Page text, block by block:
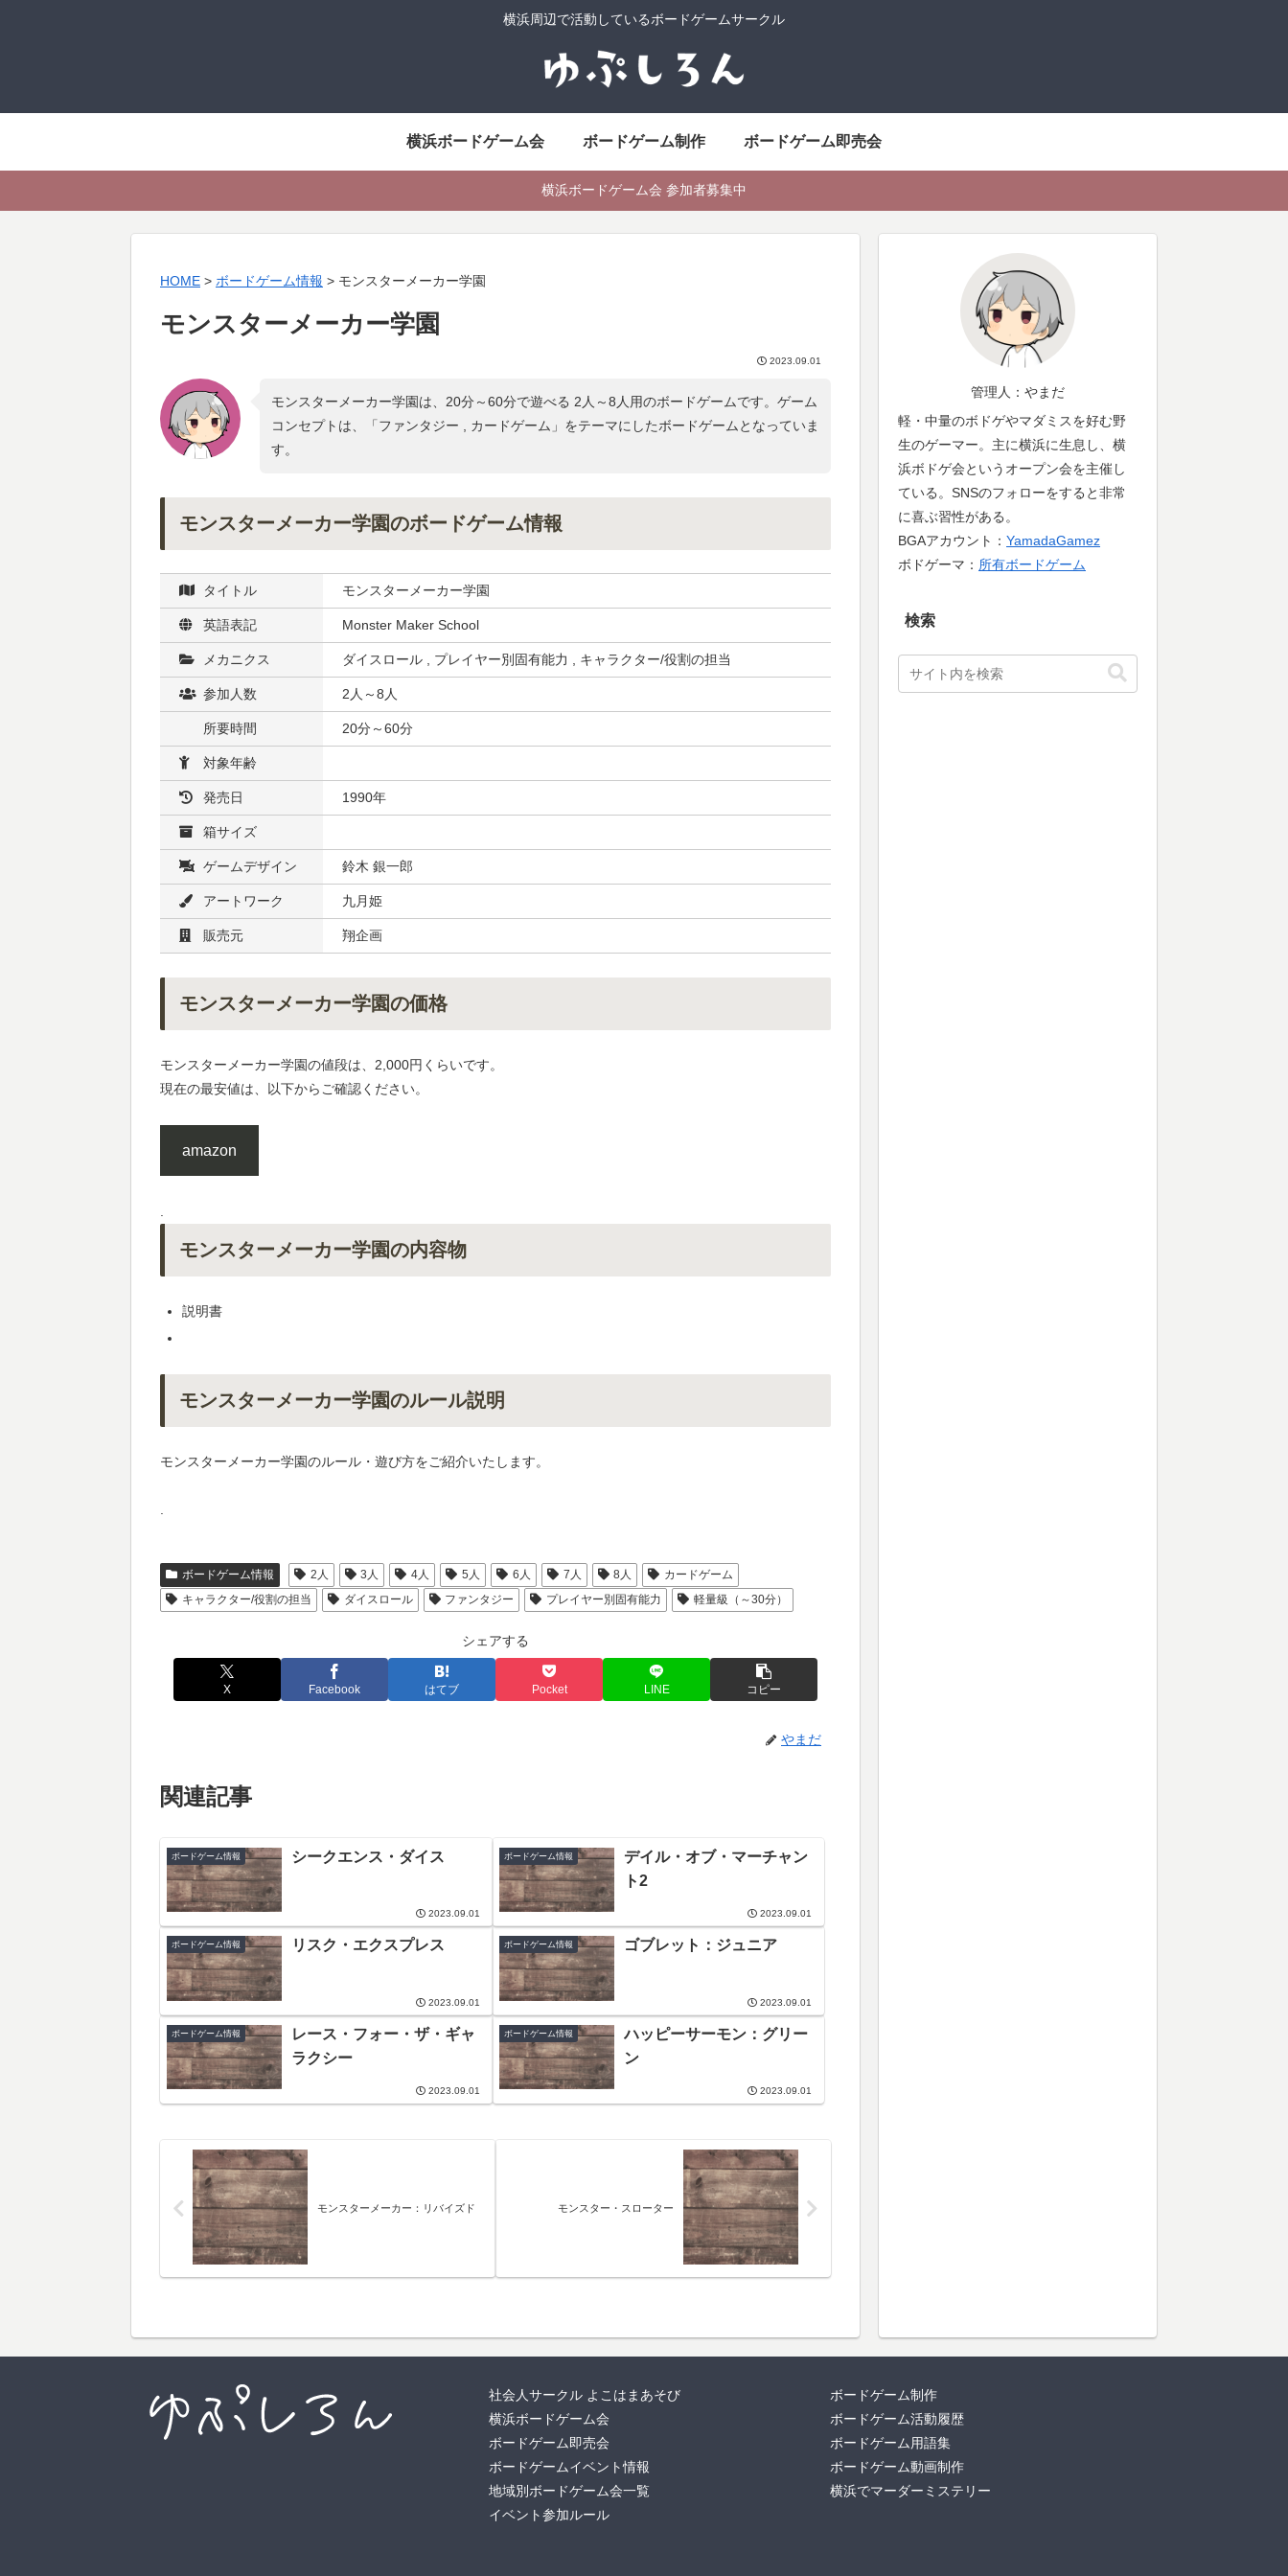
横浜周辺で活動しているボードゲームサークル
横浜ボードゲーム会 ボードゲーム制作 ボードゲーム即売会
横浜ボードゲーム会 参加者募集中
HOME > ボードゲーム情報 > モンスターメーカー学園
モンスターメーカー学園
2023.09.01
モンスターメーカー学園は、20分～60分で遊べる 2人～8人用のボードゲームです。ゲーム
コンセプトは、「ファンタジー , カードゲーム 」をテーマにしたボードゲームとなっていま
す。
モンスターメーカー学園のボードゲーム情報
タイトル モンスターメーカー学園
英語表記 Monster Maker School
メカニクス ダイスロール , プレイヤー別固有能力 , キャラクター/役割の担当
参加人数 2人～8人
所要時間 20分～60分
対象年齢
発売日 1990年
箱サイズ
ゲームデザイン 鈴木 銀一郎
アートワーク 九月姫
販売元 翔企画
モンスターメーカー学園の価格
モンスターメーカー学園の値段は、2,000円くらいです。
現在の最安値は、以下からご確認ください。
amazon
.
モンスターメーカー学園の内容物
説明書
モンスターメーカー学園のルール説明
モンスターメーカー学園のルール・遊び方をご紹介いたします。
.
ボードゲーム情報 2人 3人 4人 5人 6人 7人 8人
カードゲーム
キャラクター/役割の担当
ダイスロール ファンタジー プレイヤー別固有能力 軽量級（～30分）
シェアする
X Facebook はてブ Pocket LINE コピー
やまだ
関連記事
ボードゲーム情報 シークエンス・ダイス
2023.09.01
ボードゲーム情報
デイル・オブ・マーチャン
ト2
2023.09.01
ボードゲーム情報 リスク・エクスプレス
2023.09.01
ボードゲーム情報 ゴブレット：ジュニア
2023.09.01
ボードゲーム情報
レース・フォー・ザ・ギャ
ラクシー
2023.09.01
ボードゲーム情報
ハッピーサーモン：グリー
ン
2023.09.01
モンスターメーカー：リバイズド モンスター・スローター
管理人：やまだ
軽・中量のボドゲやマダミスを好む野
生のゲーマー。主に横浜に生息し、横
浜ボドゲ会というオープン会を主催し
ている。SNSのフォローをすると非常
に喜ぶ習性がある。
BGAアカウント： YamadaGamez
ボドゲーマ： 所有ボードゲーム
検索
社会人サークル よこはまあそび
横浜ボードゲーム会
ボードゲーム即売会
ボードゲームイベント情報
地域別ボードゲーム会一覧
イベント参加ルール
ボードゲーム制作
ボードゲーム活動履歴
ボードゲーム用語集
ボードゲーム動画制作
横浜でマーダーミステリー